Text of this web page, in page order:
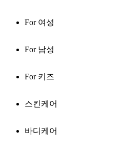
For 여성
For 남성
For 키즈
스킨케어
바디케어